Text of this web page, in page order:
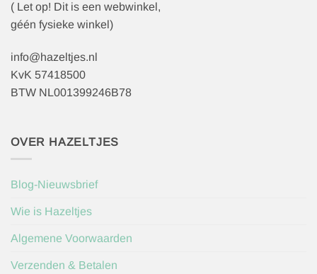
( Let op! Dit is een webwinkel,
géén fysieke winkel)
info@hazeltjes.nl
KvK 57418500
BTW NL001399246B78
OVER HAZELTJES
Blog-Nieuwsbrief
Wie is Hazeltjes
Algemene Voorwaarden
Verzenden & Betalen